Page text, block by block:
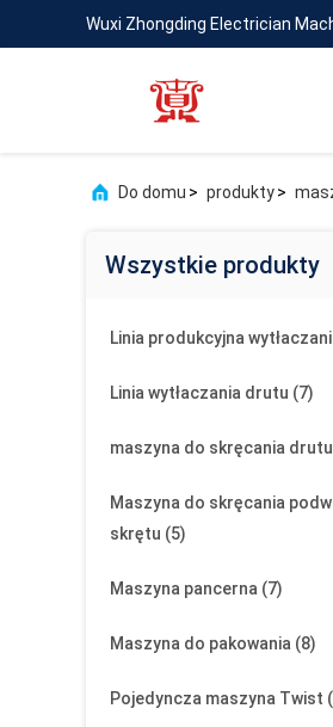
Wuxi Zhongding Electrician
Do domu > produkty>
Wszystkie produkty
Linia produkcyjna
Linia wytłaczania drutu (7)
maszyna do skręcania drutu
Maszyna do skręcania
skrętu (5)
Maszyna pancerna (7)
Maszyna do pakowania (8)
Pojedyncza maszyna Twist